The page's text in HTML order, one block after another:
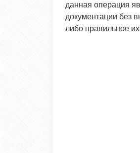
данная операция
документации без
либо правильное